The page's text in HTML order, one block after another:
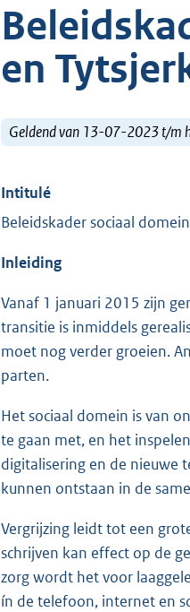
en
Geldend van 13-07-2023 t/m
Intitulé
Beleidskader sociaal
Inleiding
Vanaf 1 januari 2015 zijn
transitie is inmiddels
moet nog verder groeien.
parten.
Het sociaal domein is van
te gaan met, en het
digitalisering en de nieuwe
kunnen ontstaan in de
Vergrijzing leidt tot een
schrijven kan effect op de
zorg wordt het voor
ín de telefoon, internet en